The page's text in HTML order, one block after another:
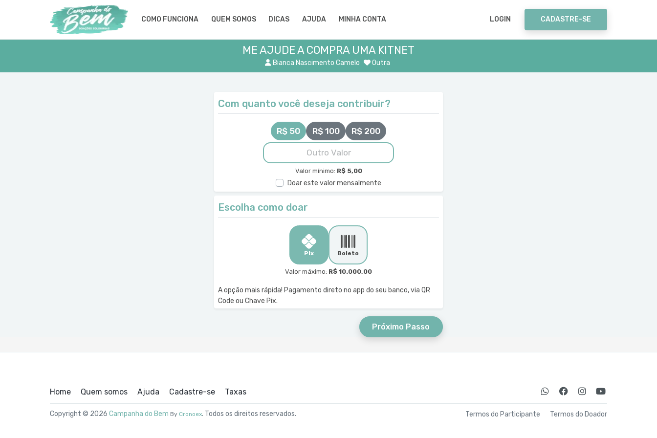
COMO FUNCIONA QUEM SOMOS DICAS AJUDA MINHA CONTA LOGIN CADASTRE-SE
ME AJUDE A COMPRA UMA KITNET
Bianca Nascimento Camelo Outra
Com quanto você deseja contribuir?
R$ 50 R$ 100 R$ 200
Valor mínimo: R$ 5,00
Doar este valor mensalmente
Escolha como doar
Pix Boleto
Valor máximo: R$ 10.000,00
A opção mais rápida! Pagamento direto no app do seu banco, via QR
Code ou Chave Pix.
Próximo Passo
Home Quem somos Ajuda Cadastre-se Taxas
Copyright © 2026 Campanha do Bem By Cronoex. Todos os direitos reservados. Termos do Participante Termos do Doador